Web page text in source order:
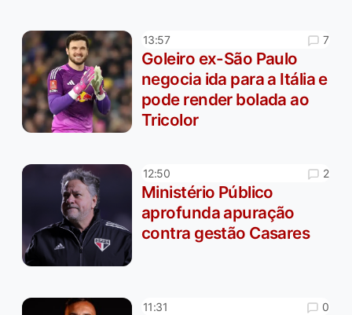
13:57 7
Goleiro ex-São Paulo
negocia ida para a Itália e
pode render bolada ao
Tricolor
12:50 2
Ministério Público
aprofunda apuração
contra gestão Casares
11:31 0